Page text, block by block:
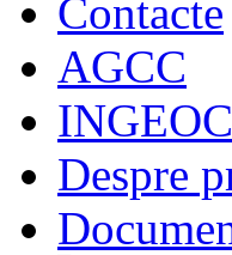
Contacte
AGCC
Despre